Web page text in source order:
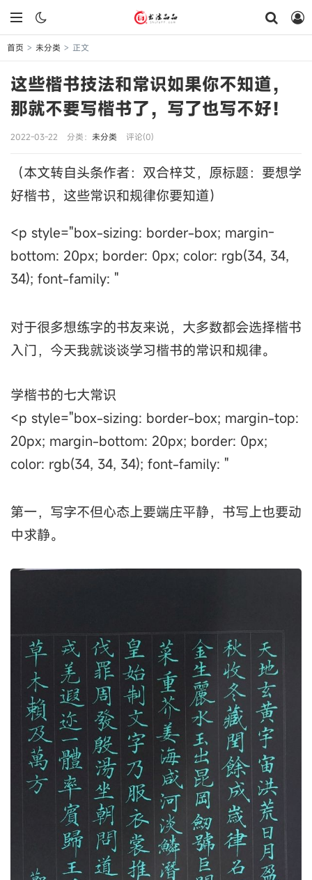
首页 > 未分类 > 正文
这些楷书技法和常识如果你不知道，
那就不要写楷书了，写了也写不好！
2022-03-22 分类： 未分类 评论(0)
（本文转自头条作者： 双合梓艾，原标题： 要想学
好楷书，这些常识和规律你要知道）
<p style="box-sizing: border-box; margin-
bottom: 20px; border: 0px; color: rgb(34, 34,
34); font-family: "
对于很多想练字的书友来说，大多数都会选择楷书
入门，今天我就谈谈学习楷书的常识和规律。
学楷书的七大常识
<p style="box-sizing: border-box; margin-top:
20px; margin-bottom: 20px; border: 0px;
color: rgb(34, 34, 34); font-family: "
第一，写字不但心态上要端庄平静，书写上也要动
中求静。